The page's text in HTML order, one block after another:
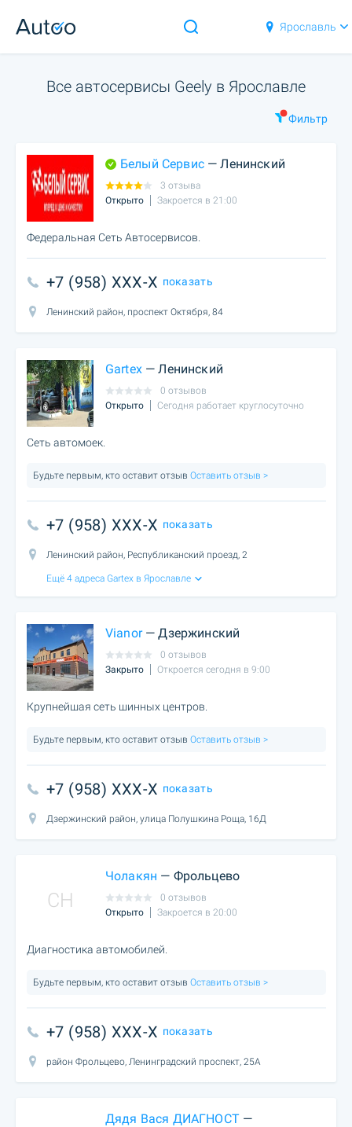
Ярославль
Все автосервисы Geely в Ярославле
Фильтр
Белый Сервис— Ленинский
3 отзыва
Открыто
Закроется в 21:00
Федеральная Сеть Автосервисов.
+7 (958) XXX-X показать
Ленинский район, проспект Октября, 84
Gartex— Ленинский
0 отзывов
Открыто
Сегодня работает круглосуточно
Сеть автомоек.
Будьте первым, кто оставит отзыв Оставить отзыв >
+7 (958) XXX-X показать
Ленинский район, Республиканский проезд, 2
Ещё 4 адреса Gartex в Ярославле
Vianor— Дзержинский
0 отзывов
Закрыто
Откроется сегодня в 9:00
Крупнейшая сеть шинных центров.
Будьте первым, кто оставит отзыв Оставить отзыв >
+7 (958) XXX-X показать
Дзержинский район, улица Полушкина Роща, 16Д
CH
Чолакян — Фрольцево
0 отзывов
Открыто
Закроется в 20:00
Диагностика автомобилей.
Будьте первым, кто оставит отзыв Оставить отзыв >
+7 (958) XXX-X показать
район Фрольцево, Ленинградский проспект, 25А
Дядя Вася ДИАГНОСТ—